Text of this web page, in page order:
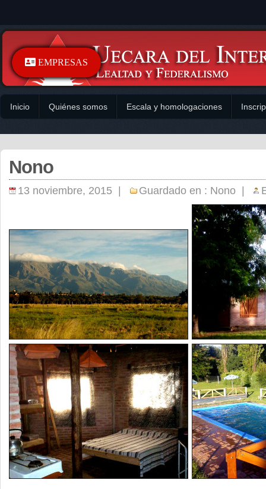
Inicio Quiénes somos Escala y homologaciones
Nono
13 noviembre, 2015 | Guardado en : Nono
EMPRESAS